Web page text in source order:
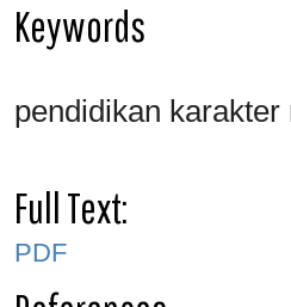
Keywords
pendidikan
Full Text:
PDF